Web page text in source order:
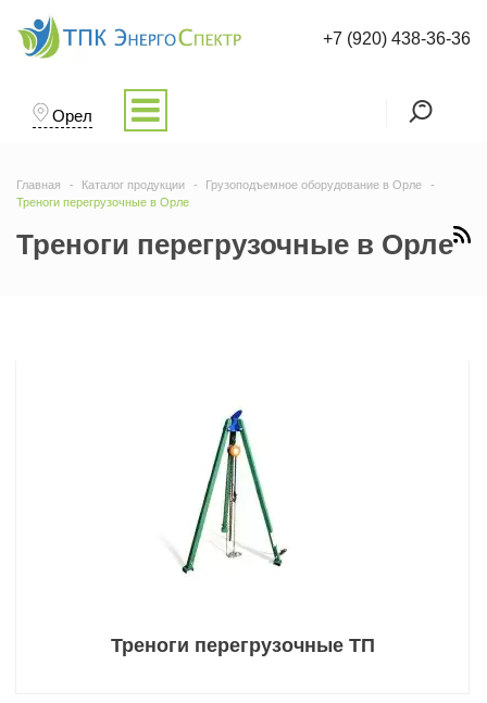
Орел
+7 (920) 438-36-36
Главная Каталог продукции
Грузоподъемное оборудование в Орле
Треноги перегрузочные в Орле
Треноги перегрузочные в Орле
Треноги перегрузочные ТП